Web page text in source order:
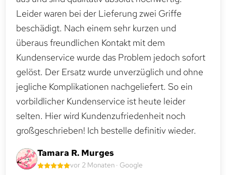
Leider waren bei der Lieferung zwei Griffe
beschädigt. Nach einem sehr kurzen und
überaus freundlichen Kontakt mit dem
Kundenservice wurde das Problem jedoch sofort
gelöst. Der Ersatz wurde unverzüglich und ohne
jegliche Komplikationen nachgeliefert. So ein
vorbildlicher Kundenservice ist heute leider
selten. Hier wird Kundenzufriedenheit noch
großgeschrieben! Ich bestelle definitiv wieder.
Tamara R. Murges
vor 2 Monaten · Google